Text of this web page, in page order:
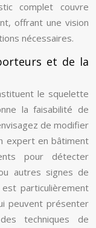
complet couvre
offrant une vision
nécessaires.
et de la
le squelette
la faisabilité de
de modifier
expert en bâtiment
pour détecter
autres signes de
particulièrement
peuvent présenter
techniques de